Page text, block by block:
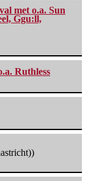
met o.a. Sun
Ggu:ll,
Ruthless